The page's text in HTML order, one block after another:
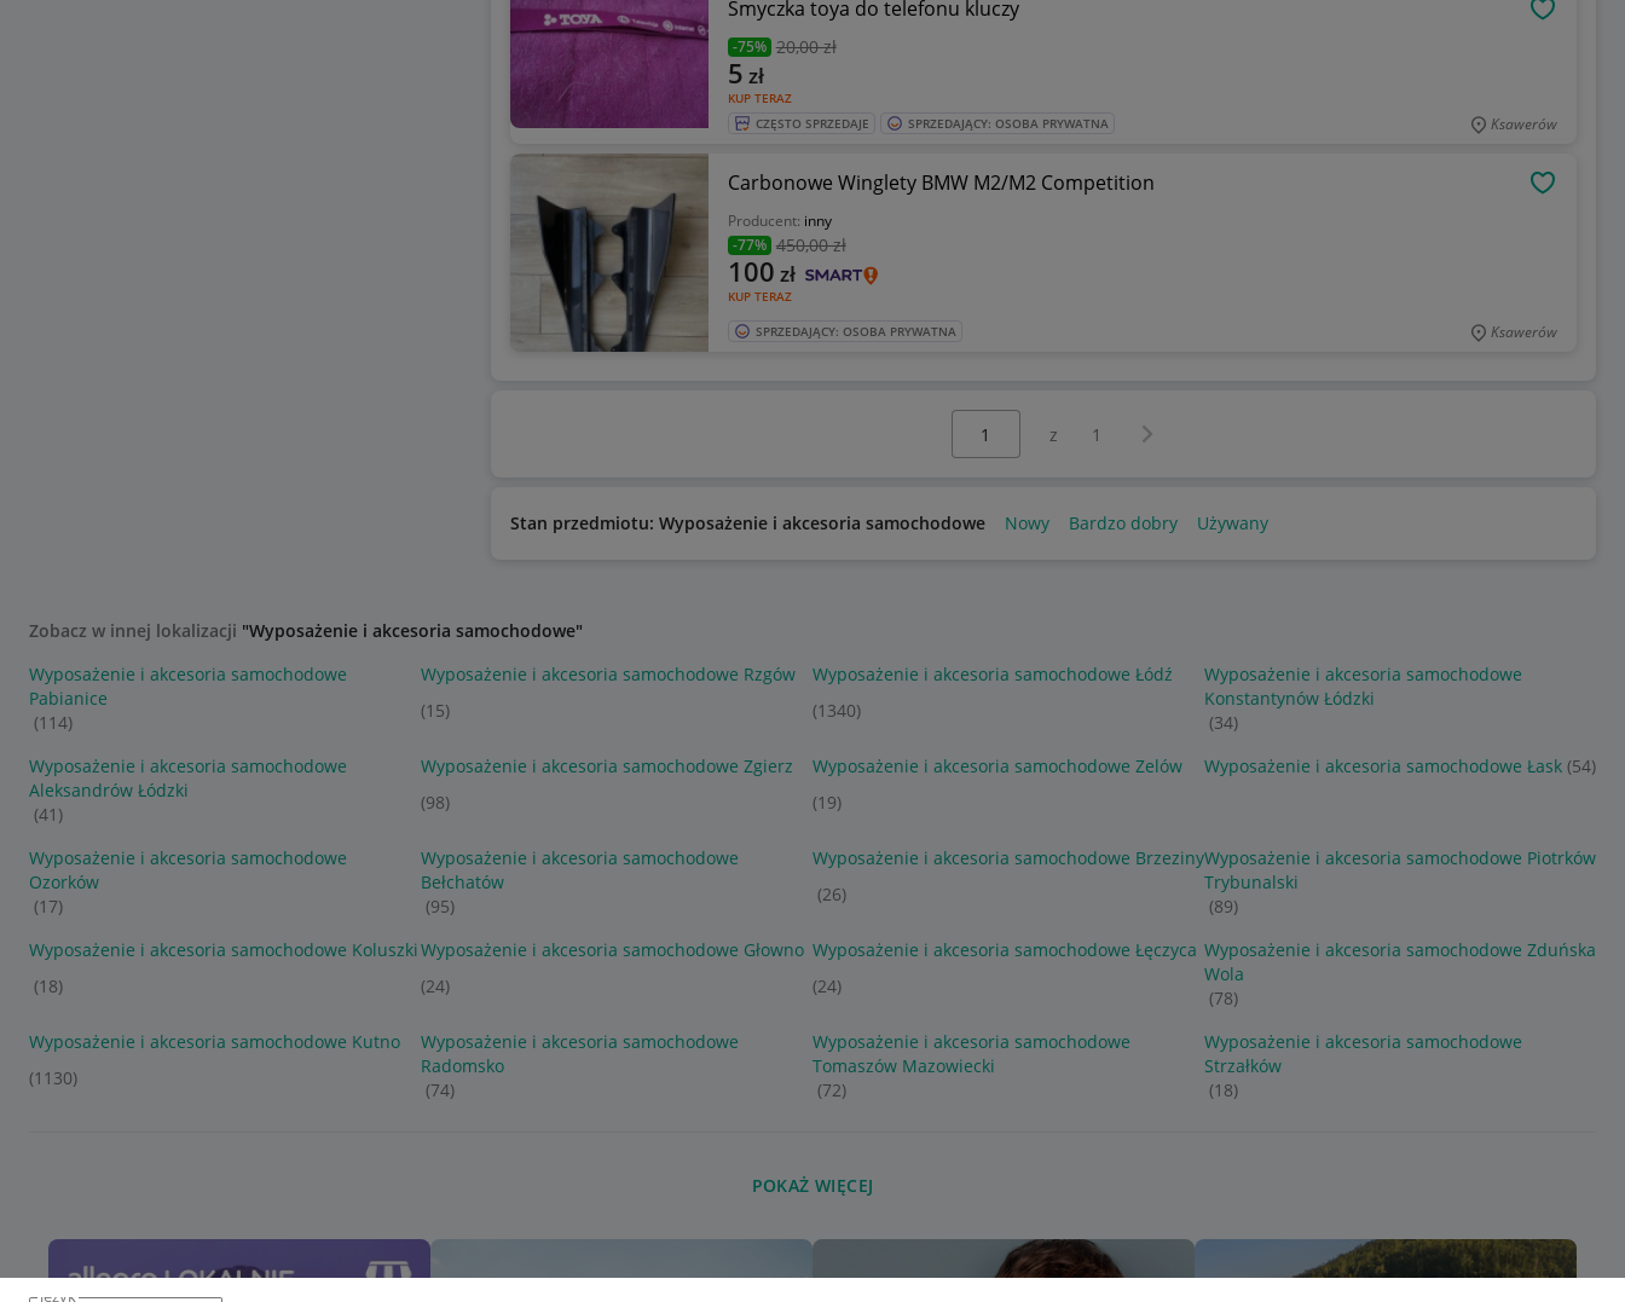
język
Smyczka toya do telefonu kluczy
-75% 20,00 zł
KUP TERAZ
5 zł
CZĘSTO SPRZEDAJE SPRZEDAJĄCY: OSOBA PRYWATNA Ksawerów
Carbonowe Winglety BMW M2/M2 Competition
Producent: inny
-77% 450,00 zł
KUP TERAZ
100 zł
SPRZEDAJĄCY: OSOBA PRYWATNA Ksawerów
z 1 Następna strona
Stan przedmiotu: Wyposażenie i akcesoria samochodowe Nowy Bardzo dobry Używany
Zobacz w innej lokalizacji "Wyposażenie i akcesoria samochodowe"
Wyposażenie i akcesoria samochodowe
Pabianice
(114)
Wyposażenie i akcesoria samochodowe Rzgów
(15)
Wyposażenie i akcesoria samochodowe Łódź
(1340)
Wyposażenie i akcesoria samochodowe
Konstantynów Łódzki
(34)
Wyposażenie i akcesoria samochodowe
Aleksandrów Łódzki
(41)
Wyposażenie i akcesoria samochodowe Zgierz
(98)
Wyposażenie i akcesoria samochodowe Zelów
(19)
Wyposażenie i akcesoria samochodowe Łask (54)
Wyposażenie i akcesoria samochodowe
Ozorków
(17)
Wyposażenie i akcesoria samochodowe
Bełchatów
(95)
Wyposażenie i akcesoria samochodowe Brzeziny
(26)
Wyposażenie i akcesoria samochodowe Piotrków
Trybunalski
(89)
Wyposażenie i akcesoria samochodowe Koluszki
(18)
Wyposażenie i akcesoria samochodowe Głowno
(24)
Wyposażenie i akcesoria samochodowe Łęczyca
(24)
Wyposażenie i akcesoria samochodowe Zduńska
Wola
(78)
Wyposażenie i akcesoria samochodowe Kutno
(1130)
Wyposażenie i akcesoria samochodowe
Radomsko
(74)
Wyposażenie i akcesoria samochodowe
Tomaszów Mazowiecki
(72)
Wyposażenie i akcesoria samochodowe
Strzałków
(18)
POKAŻ WIĘCEJ